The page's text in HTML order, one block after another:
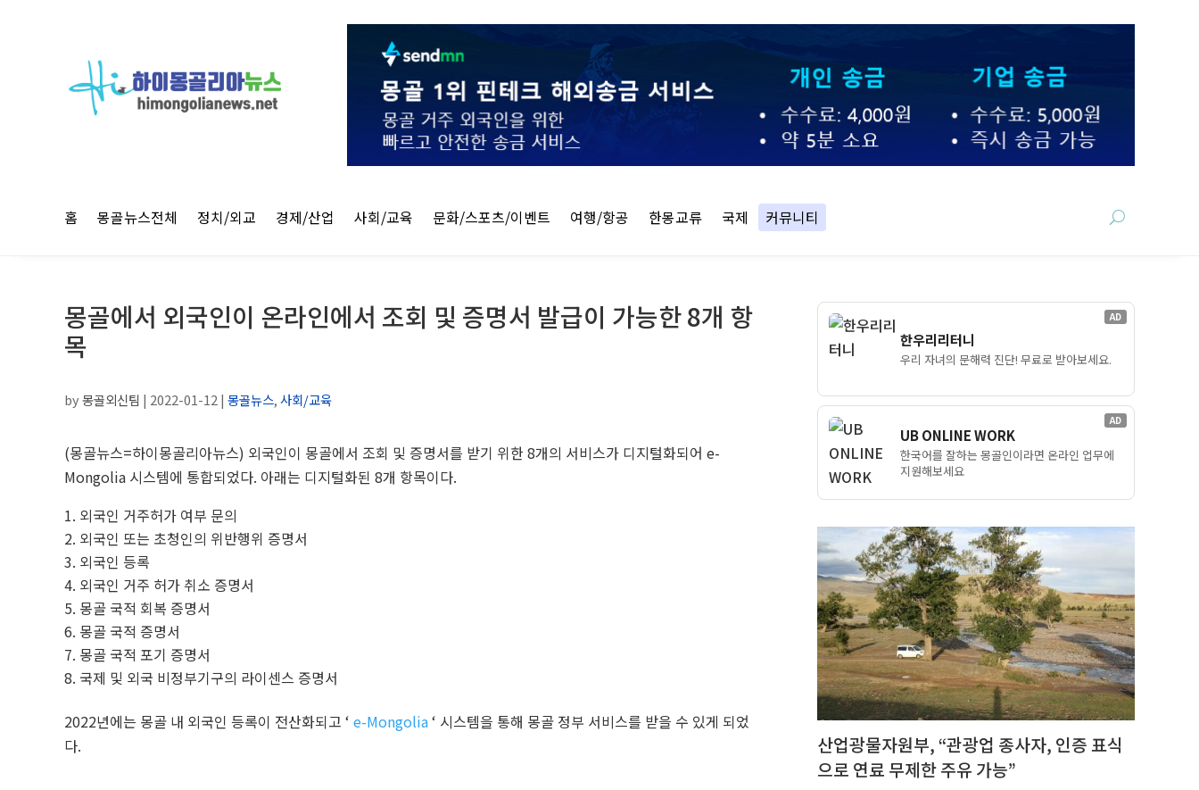
홈 몽골뉴스전체 정치/외교 경제/산업 사회/교육 문화/스포츠/이벤트 여행/항공 한몽교류 국제 커뮤니티
몽골에서 외국인이 온라인에서 조회 및 증명서 발급이 가능한 8개 항
목
by몽골외신팀 | 2022-01-12 | 몽골뉴스,사회/교육
(몽골뉴스=하이몽골리아뉴스) 외국인이 몽골에서 조회 및 증명서를 받기 위한 8개의 서비스가 디지털화되어 e-
Mongolia 시스템에 통합되었다. 아래는 디지털화된 8개 항목이다.
외국인 거주허가 여부 문의
외국인 또는 초청인의 위반행위 증명서
외국인 등록
외국인 거주 허가 취소 증명서
몽골 국적 회복 증명서
몽골 국적 증명서
몽골 국적 포기 증명서
국제 및 외국 비정부기구의 라이센스 증명서
2022년에는 몽골 내 외국인 등록이 전산화되고 ‘ e-Mongolia‘ 시스템을 통해 몽골 정부 서비스를 받을 수 있게 되었
다.
AD
한우리리터니
우리 자녀의 문해력 진단! 무료로 받아보세요.
AD
UB ONLINE WORK
한국어를 잘하는 몽골인이라면 온라인 업무에
지원해보세요
산업광물자원부, “관광업 종사자, 인증 표식
으로 연료 무제한 주유 가능”